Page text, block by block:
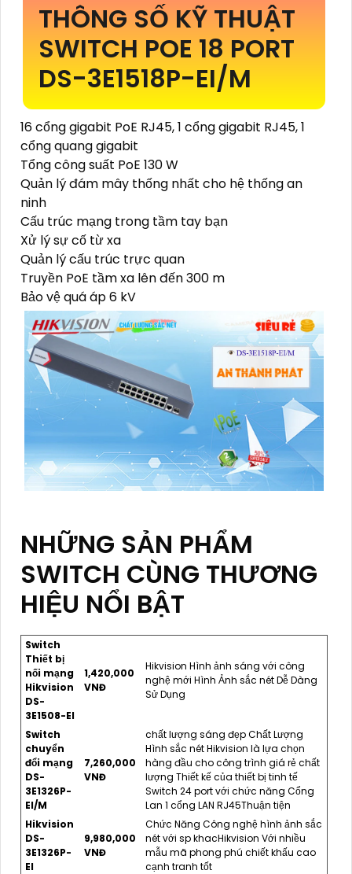
THÔNG SỐ KỸ THUẬT
SWITCH POE 18 PORT
DS-3E1518P-EI/M
16 cổng gigabit PoE RJ45, 1 cổng gigabit RJ45, 1
cổng quang gigabit
Tổng công suất PoE 130 W
Quản lý đám mây thống nhất cho hệ thống an
ninh
Cấu trúc mạng trong tầm tay bạn
Xử lý sự cố từ xa
Quản lý cấu trúc trực quan
Truyền PoE tầm xa lên đến 300 m
Bảo vệ quá áp 6 kV
NHỮNG SẢN PHẨM
SWITCH CÙNG THƯƠNG
HIỆU NỔI BẬT
Switch
Thiết bị
nối mạng
Hikvision
DS-
3E1508-EI
1,420,000
VNĐ
Hikvision Hình ảnh sáng với công
nghệ mới Hình Ảnh sắc nét Dễ Dàng
Sử Dụng
Switch
chuyển
đổi mạng
DS-
3E1326P-
EI/M
7,260,000
VNĐ
chất lượng sáng đẹp Chất Lượng
Hình sắc nét Hikvision là lựa chọn
hàng đầu cho công trình giá rẻ chất
lượng Thiết kế của thiết bị tinh tế
Switch 24 port với chức năng Cổng
Lan 1 cổng LAN RJ45Thuận tiện
Hikvision
DS-
3E1326P-
EI
9,980,000
VNĐ
Chức Năng Công nghệ hình ảnh sắc
nét với sp khacHikvision Với nhiều
mẫu mã phong phú chiết khấu cao
cạnh tranh tốt